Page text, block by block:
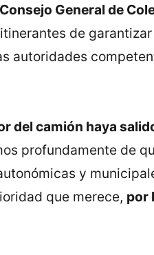
Consejo General de
de
autoridades
del camión haya
profundamente de
y
que merece, por